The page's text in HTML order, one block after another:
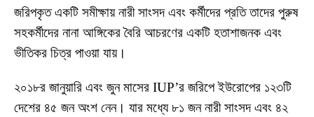
জরিপকৃত একটি সমীক্ষায় নারী সাংসদ এবং কর্মীদের প্রতি তাদের পুরুষ
সহকর্মীদের নানা আঙ্গিকের বৈরি আচরণের একটি হতাশাজনক এবং
ভীতিকর চিত্র পাওয়া যায়।
২০১৮র জানুয়ারি এবং জুন মাসের IUP’র জরিপে ইউরোপের ১২৩টি
দেশের ৪৫ জন অংশ নেন। যার মধ্যে ৮১ জন নারী সাংসদ এবং ৪২